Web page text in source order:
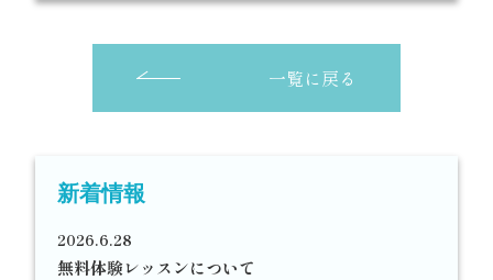
一覧に戻る
新着情報
2026.6.28
無料体験レッスンについて